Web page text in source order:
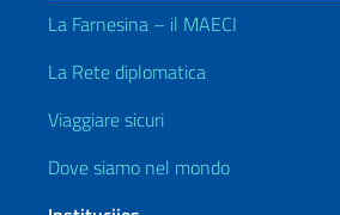
La Farnesina – il MAECI
La Rete diplomatica
Viaggiare sicuri
Dove siamo nel mondo